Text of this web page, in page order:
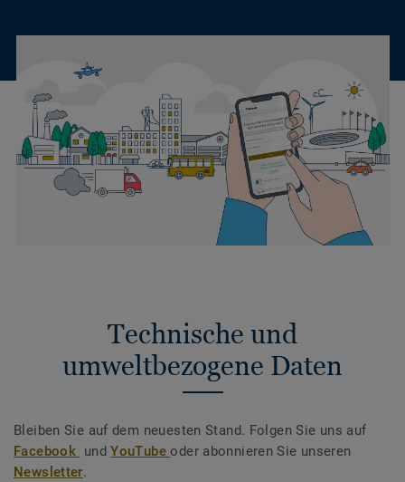
Technische und
umweltbezogene Daten
Bleiben Sie auf dem neuesten Stand. Folgen Sie uns auf
Facebook undYouTubeoder abonnieren Sie unseren
Newsletter.